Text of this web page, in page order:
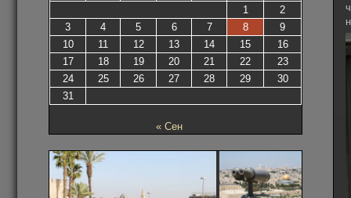
1
2
3
4 5 6 7 8
9
10
11 12 13 14 15
16
17
18 19 20 21 22
23
24
25 26 27 28 29
30
31
« Сен